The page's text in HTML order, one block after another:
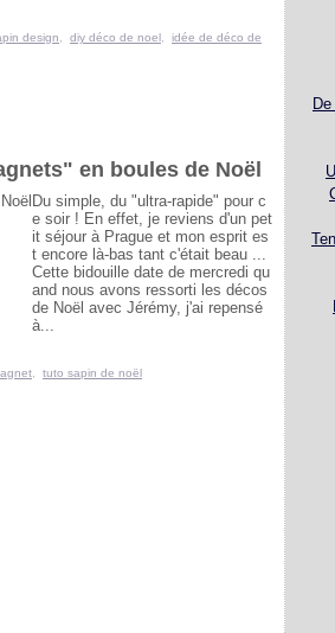
design diy déco de noel
idée de déco de
en boules de Noël
Du simple, du "ultra-rapide" pour c
e soir ! En effet, je reviens d'un pet
it séjour à Prague et mon esprit es
t encore là-bas tant c'était beau ...
Cette bidouille date de mercredi qu
and nous avons ressorti les décos
de Noël avec Jérémy, j'ai repensé
à...
tuto sapin de noël